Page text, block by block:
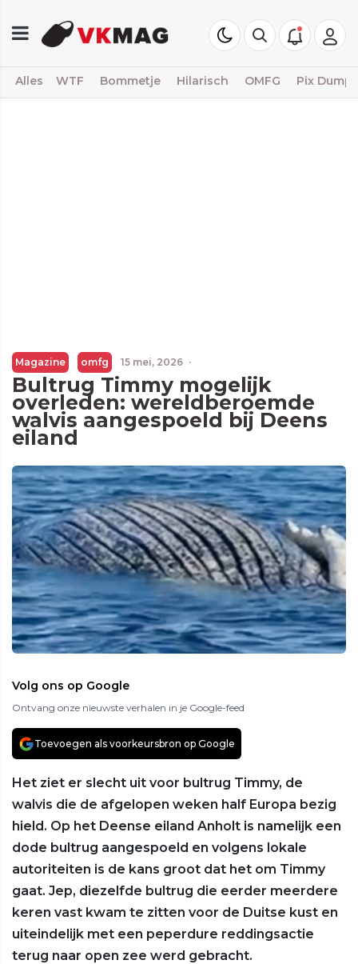
Alles WTF Bommetje Hilarisch OMFG Pix Dump
Magazine omfg 15 mei, 2026 ·
Bultrug Timmy mogelijk
overleden: wereldberoemde
walvis aangespoeld bij Deens
eiland
Volg ons op Google
Ontvang onze nieuwste verhalen in je Google-feed
Toevoegen als voorkeursbron op Google
Het ziet er slecht uit voor bultrug Timmy, de
walvis die de afgelopen weken half Europa bezig
hield. Op het Deense eiland Anholt is namelijk een
dode bultrug aangespoeld en volgens lokale
autoriteiten is de kans groot dat het om Timmy
gaat. Jep, diezelfde bultrug die eerder meerdere
keren vast kwam te zitten voor de Duitse kust en
uiteindelijk met een peperdure reddingsactie
terug naar open zee werd gebracht.